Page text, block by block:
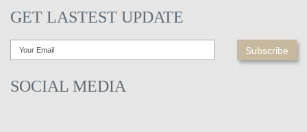
GET LASTEST UPDATE
SOCIAL MEDIA